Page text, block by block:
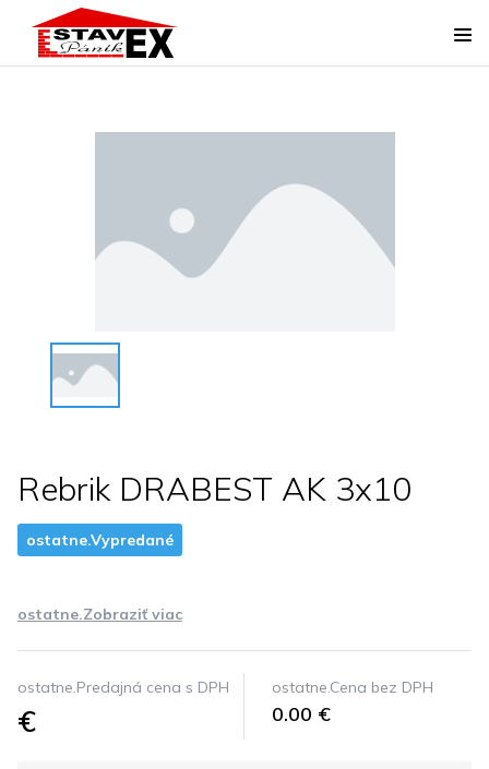
Rebrik DRABEST AK 3x10
ostatne.Vypredané
ostatne.Zobraziť viac
ostatne.Predajná cena s DPH
€
ostatne.Cena bez DPH
0.00 €